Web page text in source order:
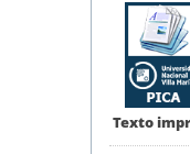
Texto